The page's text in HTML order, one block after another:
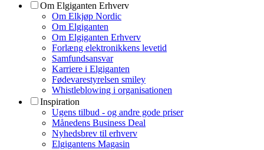
Om Elgiganten Erhverv
Om Elkjøp Nordic
Om Elgiganten
Om Elgiganten Erhverv
Forlæng elektronikkens levetid
Samfundsansvar
Karriere i Elgiganten
Fødevarestyrelsen smiley
Whistleblowing i organisationen
Inspiration
Ugens tilbud - og andre gode priser
Månedens Business Deal
Nyhedsbrev til erhverv
Elgigantens Magasin